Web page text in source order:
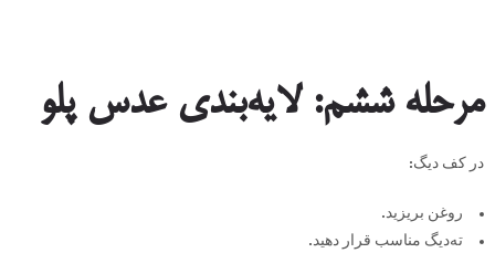
مرحله ششم: لایه‌بندی عدس پلو
در کف دیگ:
روغن بریزید.
ته‌دیگ مناسب قرار دهید.